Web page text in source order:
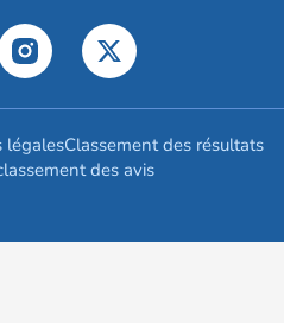
légalesClassement des résultats
des avis